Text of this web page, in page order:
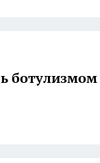
ботулизмом